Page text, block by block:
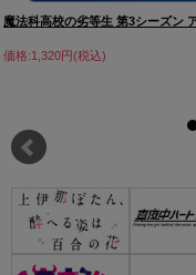
魔法科高校の劣等生 第3シーズン
価格:1,320円(税込)